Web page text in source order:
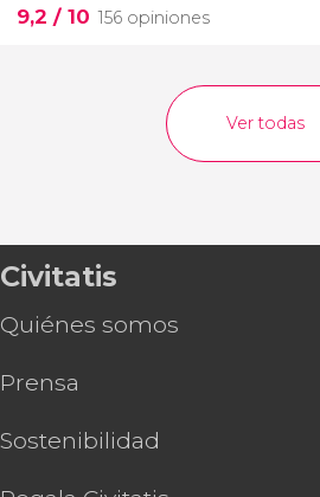
9,2 / 10 156 opiniones
Ver todas
Civitatis
Quiénes somos
Prensa
Sostenibilidad